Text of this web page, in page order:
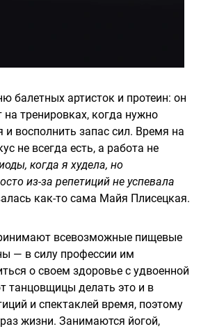
балетных артисток и протеин: он
на тренировках, когда нужно
и восполнить запас сил. Время на
не всегда есть, а работа не
когда я худела, но
из-за репетиций не успевала
как-то сама Майя Плисецкая.
всевозможные пищевые
— в силу профессии им
о своем здоровье с удвоенной
танцовщицы делать это и в
и спектаклей время, поэтому
жизни. Занимаются йогой,